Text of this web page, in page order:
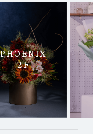
PHOENIX
2F